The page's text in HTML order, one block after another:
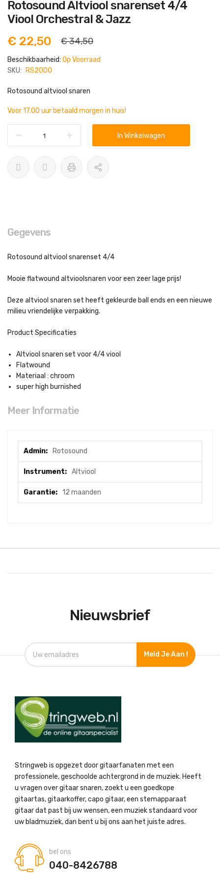
naar
het
begin
de
afbeeldingen-
Rotosound Altviool snarenset 4/4
Viool Orchestral & Jazz
€ 22,50
€ 34,50
Beschikbaarheid: Op Voorraad
SKU:
RS2000
Rotosound altviool snaren
Voor 17.00 uur betaald morgen in huis!
In Winkelwagen
Gegevens
Rotosound altviool snarenset 4/4
Mooie flatwound altvioolsnaren voor een zeer lage prijs!
Deze altviool snaren set heeft gekleurde ball ends en een nieuwe
milieu vriendelijke verpakking.
Product Specificaties
Altviool snaren set voor 4/4 viool
Flatwound
Materiaal : chroom
super high burnished
Meer Informatie
informatie
Rotosound
Altviool
12 maanden
Nieuwsbrief
Meld Je Aan !
Stringweb is opgezet door gitaarfanaten met een
professionele, geschoolde achtergrond in de muziek. Heeft
u vragen over gitaar snaren, zoekt u een goedkope
gitaartas, gitaarkoffer, capo gitaar, een stemapparaat
gitaar dat past bij uw wensen, een muziek standaard voor
uw bladmuziek, dan bent u bij ons aan het juiste adres.
bel ons
040-8426788